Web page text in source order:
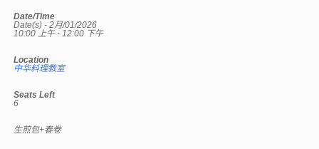
Date/Time
Date(s) - 2月/01/2026
10:00 上午 - 12:00 下午
Location
中华料理教室
Seats Left
6
生煎包+春卷